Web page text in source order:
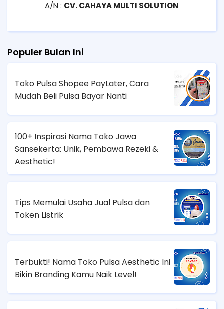
A/N : CV. CAHAYA MULTI SOLUTION
Populer Bulan Ini
Toko Pulsa Shopee PayLater, Cara
Mudah Beli Pulsa Bayar Nanti
100+ Inspirasi Nama Toko Jawa
Sansekerta: Unik, Pembawa Rezeki &
Aesthetic!
Tips Memulai Usaha Jual Pulsa dan
Token Listrik
Terbukti! Nama Toko Pulsa Aesthetic Ini
Bikin Branding Kamu Naik Level!